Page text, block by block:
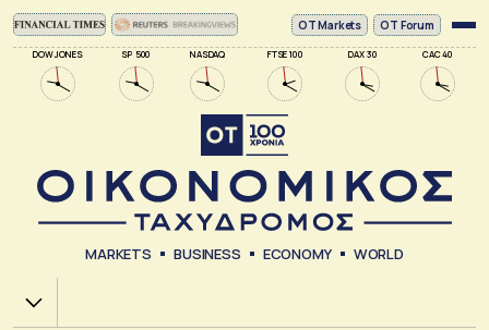
DOW JONES SP 500 NASDAQ FTSE 100 DAX 30 CAC 40
ΟΤ Markets OT Forum
MARKETS BUSINESS ECONOMY WORLD
Χ.Α.